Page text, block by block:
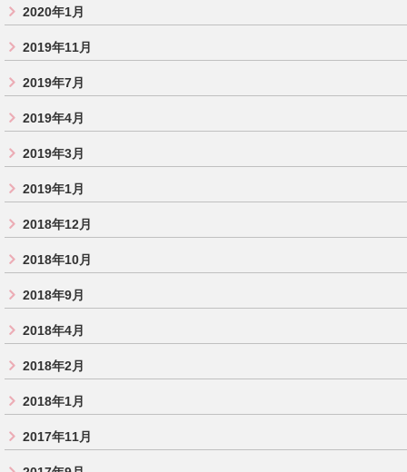
2020年1月
2019年11月
2019年7月
2019年4月
2019年3月
2019年1月
2018年12月
2018年10月
2018年9月
2018年4月
2018年2月
2018年1月
2017年11月